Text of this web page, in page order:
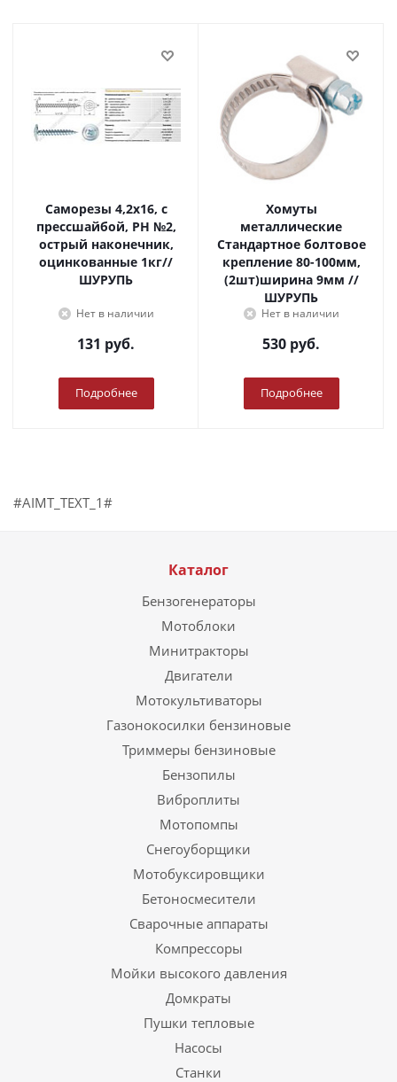
Саморезы 4,2х16, с
прессшайбой, PH №2,
острый наконечник,
оцинкованные 1кг//
ШУРУПЬ
Нет в наличии
131 руб.
Подробнее
Хомуты
металлические
Стандартное болтовое
крепление 80-100мм,
(2шт)ширина 9мм //
ШУРУПЬ
Нет в наличии
530 руб.
Подробнее
#AIMT_TEXT_1#
Каталог
Бензогенераторы
Мотоблоки
Минитракторы
Двигатели
Мотокультиваторы
Газонокосилки бензиновые
Триммеры бензиновые
Бензопилы
Виброплиты
Мотопомпы
Снегоуборщики
Мотобуксировщики
Бетоносмесители
Сварочные аппараты
Компрессоры
Мойки высокого давления
Домкраты
Пушки тепловые
Насосы
Станки